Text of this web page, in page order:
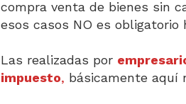
compra venta de bienes sin
esos casos NO es obligatorio
Las realizadas por
impuesto, básicamente aquí